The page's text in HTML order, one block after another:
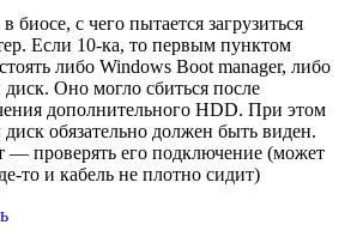
биосе, с чего пытается загрузиться
Если 10-ка, то первым пунктом
либо Windows Boot manager, либо
Оно могло сбиться после
дополнительного HDD. При этом
обязательно должен быть виден.
— проверять его подключение (может
то и кабель не плотно сидит)